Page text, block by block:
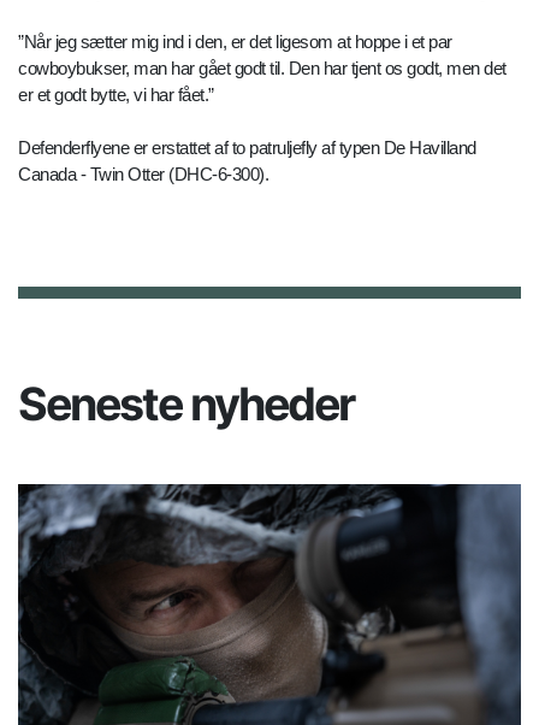
”Når jeg sætter mig ind i den, er det ligesom at hoppe i et par
cowboybukser, man har gået godt til. Den har tjent os godt, men det
er et godt bytte, vi har fået.”
Defenderflyene er erstattet af to patruljefly af typen De Havilland
Canada - Twin Otter (DHC-6-300).
Seneste nyheder